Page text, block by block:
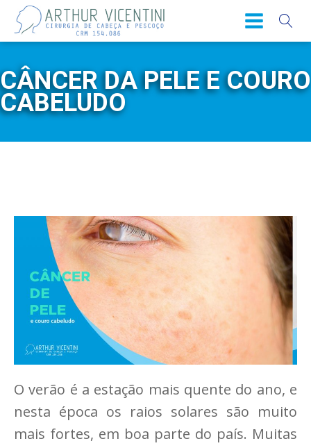
CÂNCER DA PELE E COURO
CABELUDO
O verão é a estação mais quente do ano, e
nesta época os raios solares são muito
mais fortes, em boa parte do país. Muitas